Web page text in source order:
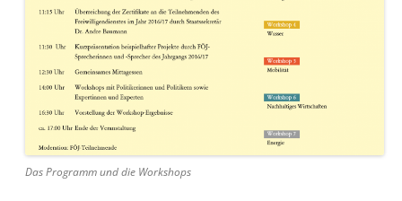
Das Programm und die Workshops